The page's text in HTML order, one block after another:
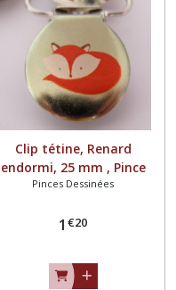
Clip tétine, Renard
endormi, 25 mm , Pince
Crocodile, Attache
peint émaillé
Pinces Dessinées
1 €20